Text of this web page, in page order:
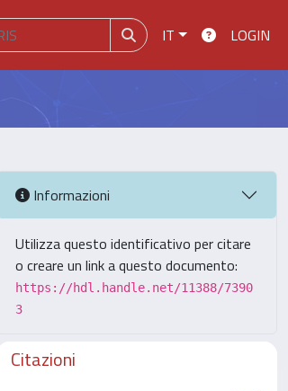
IT LOGIN
Informazioni
Utilizza questo identificativo per citare
o creare un link a questo documento:
https://hdl.handle.net/11388/7390
3
Citazioni